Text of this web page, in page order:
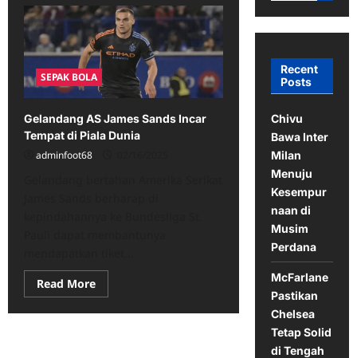
SEPAK BOLA
Gelandang AS James Sands Incar
Tempat di Piala Dunia
adminfoot68
Read MoreRead
more
Gelandang
Recent
Posts
Chivu
Bawa Inter
Milan
Menuju
Kesempur
naan di
Musim
Perdana
McFarlane
Pastikan
Chelsea
Tetap Solid
di Tengah